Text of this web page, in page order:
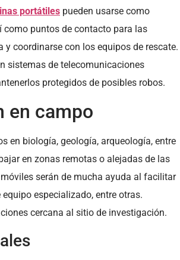
portátiles pueden usarse como
puntos de contacto para las
coordinarse con los equipos de rescate.
sistemas de telecomunicaciones
protegidos de posibles robos.
en campo
en biología, geología, arqueología, entre
en zonas remotas o alejadas de las
serán de mucha ayuda al facilitar
especializado, entre otras.
cercana al sitio de investigación.